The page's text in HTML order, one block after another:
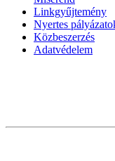
Linkgyűjtemény
Nyertes
Közbeszerzés
Adatvédelem